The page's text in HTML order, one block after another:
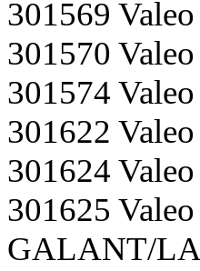
301569
301570
301574
301622
301624
301625
GALANT/